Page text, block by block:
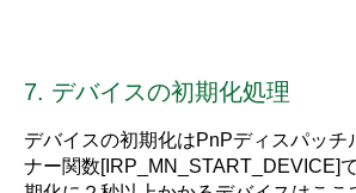
7. デバイスの初期化処理
デバイスの初期化はPnPディスパッチ
ナー関数[IRP_MN_START_DEVICE]